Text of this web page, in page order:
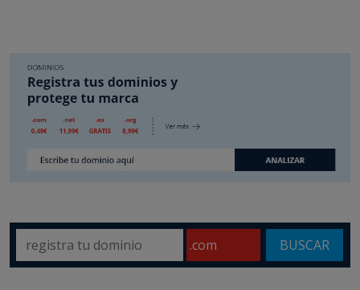
BUSCAR